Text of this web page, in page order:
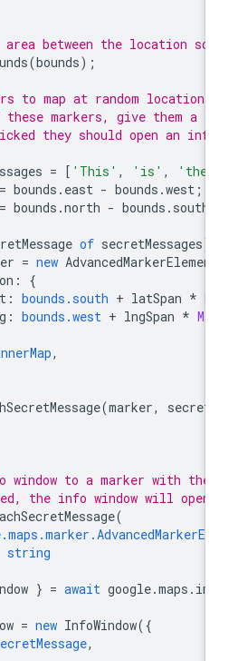
area between the location
(bounds
to map at random
of these markers, give them a
they should open an
= ['This' , 'is' , 'the'
= bounds.east - bounds.west
= bounds.north - bounds.south
secretMessage of secretMessages
= new
lat: bounds.south + latSpan
lng: bounds.west + lngSpan *
: innerMap
(marker,
window to a marker with the
the info window will open
attachSecretMessage
: string
= await google.maps
= new InfoWindow
: secretMessage